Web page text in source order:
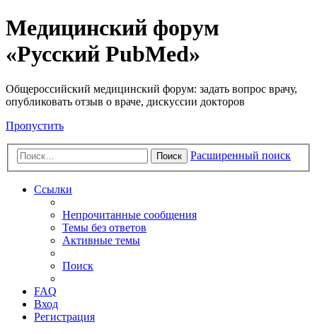
Медицинский форум
«Русский PubMed»
Общероссийский медицинский форум: задать вопрос врачу,
опубликовать отзыв о враче, дискуссии докторов
Пропустить
Поиск Расширенный поиск
Ссылки
Непрочитанные сообщения
Темы без ответов
Активные темы
Поиск
FAQ
Вход
Регистрация